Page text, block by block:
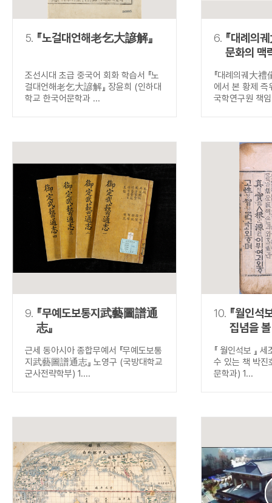
5. 『노걸대언해老乞大諺解』
조선시대 초급 중국어 회화 학습서 『노
걸대언해老乞大諺解』 장윤희 (인하대
학교 한국어문학과 ...
6. 『대례의
문화의 맥
즉위식
『대례의궤大禮
에서 본 황제 즉
국학연구원 책
9. 『무예도보통지武藝圖譜通
志』
근세 동아시아 종합무예서 『무예도보통
지武藝圖譜通志』 노영구 (국방대학교
군사전략학부) 1....
10. 『월인석
집념을
『 월인석보 』
수 있는 책 박진
문학과) 1...